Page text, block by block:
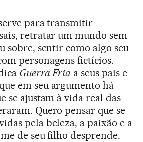
para transmitir
retratar um mundo sem
sobre, sentir como algo seu
personagens fictícios.
Guerra Fria a seus pais e
em seu argumento há
se ajustam à vida real das
Quero pensar que se
pela beleza, a paixão e a
de seu filho desprende.